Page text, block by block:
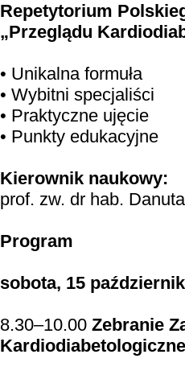
Repetytorium
„Przeglądu
• Unikalna formuła
• Wybitni specjaliści
• Praktyczne ujęcie
• Punkty edukacyjne
Kierownik naukowy:
prof. zw. dr hab.
Program
sobota, 15
8.30–10.00 Zebranie